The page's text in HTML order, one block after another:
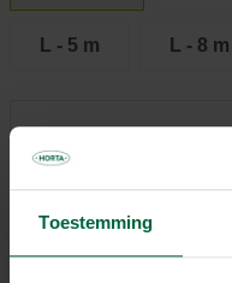
Toestemming
L - 5 m L - 8 m
25,95 €